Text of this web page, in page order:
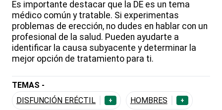
Es importante destacar que la DE es un tema
médico común y tratable. Si experimentas
problemas de erección, no dudes en hablar con un
profesional de la salud. Pueden ayudarte a
identificar la causa subyacente y determinar la
mejor opción de tratamiento para ti.
TEMAS -
DISFUNCIÓN ERÉCTIL
+ HOMBRES +